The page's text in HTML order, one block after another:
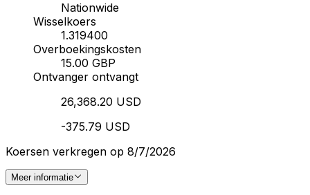
Nationwide
Wisselkoers
1.319400
Overboekingskosten
15.00 GBP
Ontvanger ontvangt
26,368.20 USD
-375.79 USD
Koersen verkregen op 8/7/2026
Meer informatie